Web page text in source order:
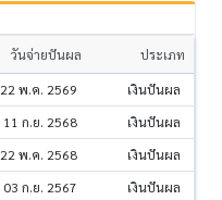
วันจ่ายปันผล
ประเภท
22 พ.ค. 2569
เงินปันผล
11 ก.ย. 2568
เงินปันผล
22 พ.ค. 2568
เงินปันผล
03 ก.ย. 2567
เงินปันผล